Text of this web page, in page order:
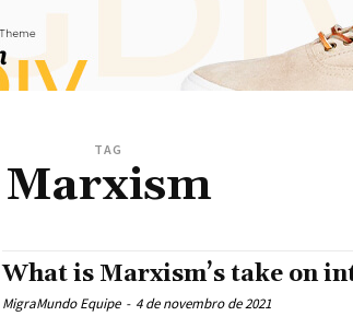
TAG
Marxism
What is Marxism’s take on
MigraMundo Equipe - 4 de novembro de 2021